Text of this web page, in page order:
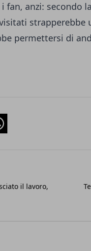
fan, anzi: secondo
strapperebbe
permettersi di
il lavoro,